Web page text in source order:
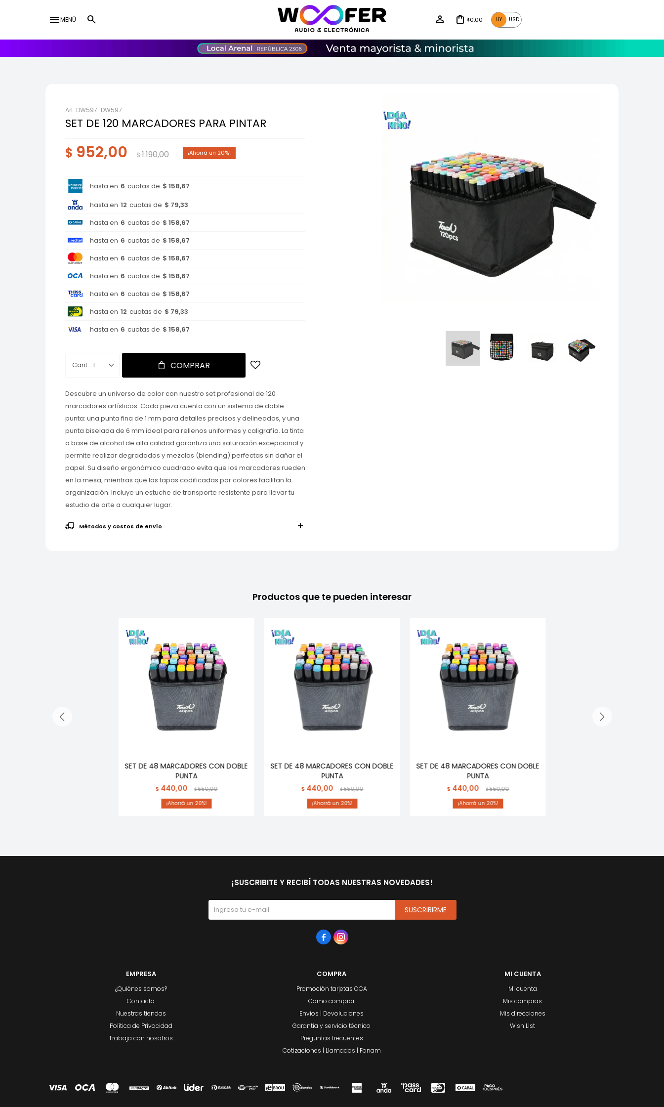
menuMENÚ $0,00 UY USD
DW597-DW597
SET DE 120 MARCADORES PARA PINTAR
$ 952,00 $1.190,00 20
hasta en 6 cuotas de $ 158,67
hasta en 12 cuotas de $ 79,33
hasta en 6 cuotas de $ 158,67
hasta en 6 cuotas de $ 158,67
hasta en 6 cuotas de $ 158,67
hasta en 6 cuotas de $ 158,67
hasta en 6 cuotas de $ 158,67
hasta en 12 cuotas de $ 79,33
hasta en 6 cuotas de $ 158,67
1 COMPRAR
Descubre un universo de color con nuestro set profesional de 120
marcadores artísticos. Cada pieza cuenta con un sistema de doble
punta: una punta fina de 1 mm para detalles precisos y delineados, y una
punta biselada de 6 mm ideal para rellenos uniformes y caligrafía. La tinta
a base de alcohol de alta calidad garantiza una saturación excepcional y
permite realizar degradados y mezclas (blending) perfectas sin dañar el
papel. Su diseño ergonómico cuadrado evita que los marcadores rueden
en la mesa, mientras que las tapas codificadas por colores facilitan la
organización. Incluye un estuche de transporte resistente para llevar tu
estudio de arte a cualquier lugar.
Métodos y costos de envío
Productos que te pueden interesar
SET DE 48 MARCADORES CON DOBLE
PUNTA
$ 440,00 $550,00
20
SET DE 48 MARCADORES CON DOBLE
PUNTA
$ 440,00 $550,00
20
SET DE 48 MARCADORES CON DOBLE
PUNTA
$ 440,00 $550,00
20
EMPRESA
¿Quiénes somos?
Contacto
Nuestras tiendas
Política de Privacidad
Trabaja con nosotros
COMPRA
Promoción tarjetas OCA
Como comprar
Envíos | Devoluciones
Garantia y servicio técnico
Preguntas frecuentes
Cotizaciones | Llamados | Fonam
MI CUENTA
Mi cuenta
Mis compras
Mis direcciones
Wish List
¡SUSCRIBITE Y RECIBÍ TODAS NUESTRAS NOVEDADES!
SUSCRIBIRME
 